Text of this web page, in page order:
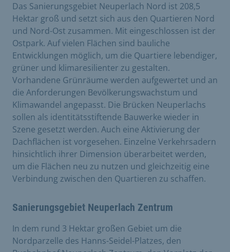
Das Sanierungsgebiet Neuperlach Nord ist 208,5
Hektar groß und setzt sich aus den Quartieren Nord
und Nord-Ost zusammen. Mit eingeschlossen ist der
Ostpark. Auf vielen Flächen sind bauliche
Entwicklungen möglich, um die Quartiere lebendiger,
grüner und klimaresilienter zu gestalten.
Vorhandene Grünräume werden aufgewertet und an
die Anforderungen Bevölkerungswachstum und
Klimawandel angepasst. Die Brücken Neuperlachs
sollen als identitätsstiftende Bauwerke wieder in
Szene gesetzt werden. Auch eine Aktivierung der
Dachflächen ist vorgesehen. Einzelne Verkehrsadern
hinsichtlich ihrer Dimension überarbeitet werden,
um die Flächen neu zu nutzen und gleichzeitig eine
Verbindung zwischen den Quartieren zu schaffen.
Sanierungsgebiet Neuperlach Zentrum
In dem rund 3 Hektar großen Gebiet um die
Nordparzelle des Hanns-Seidel-Platzes, den